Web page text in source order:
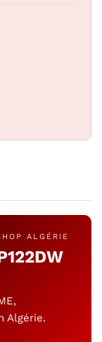
ALGÉRIE
Algérie.